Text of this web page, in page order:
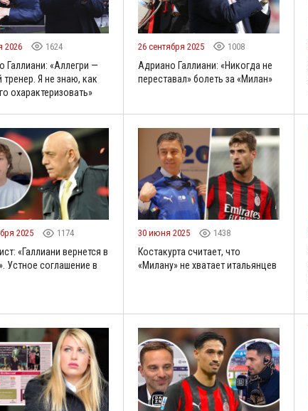
2026 1624
Галлиани: «Аллегри —
тренер. Я не знаю, как
охарактеризовать»
26 сентября 2025 1008
Адриано Галлиани: «Никогда не
переставал» болеть за «Милан»
2025 1174
«Галлиани вернется в
Устное соглашение в
30 июня 2025 1438
Костакурта считает, что
«Милану» не хватает итальянцев